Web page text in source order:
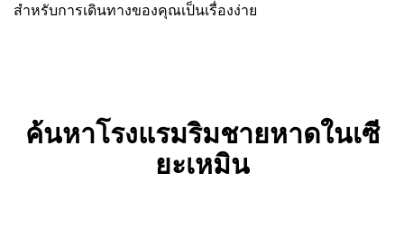
สำหรับการเดินทางของคุณเป็นเรื่องง่าย
ค้นหาโรงแรมริมชายหาดในเซี
ยะเหมิน